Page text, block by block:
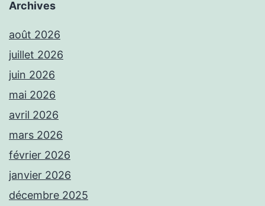
Archives
août 2026
juillet 2026
juin 2026
mai 2026
avril 2026
mars 2026
février 2026
janvier 2026
décembre 2025